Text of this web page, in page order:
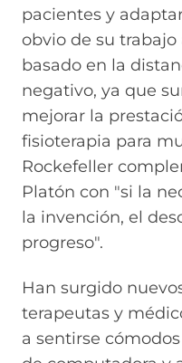
pacientes y
obvio de su
basado en la
negativo, ya que
mejorar la
fisioterapia para
Rockefeller
Platón con "si la
la invención, el
progreso".
Han surgido
terapeutas y
a sentirse